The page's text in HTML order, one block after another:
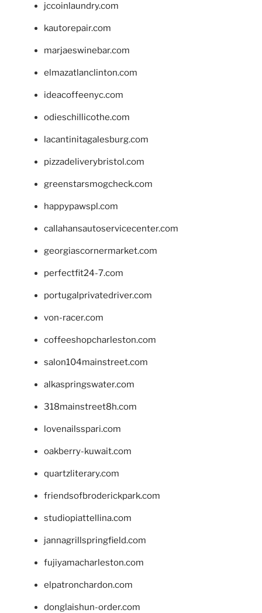
jccoinlaundry.com
kautorepair.com
marjaeswinebar.com
elmazatlanclinton.com
ideacoffeenyc.com
odieschillicothe.com
lacantinitagalesburg.com
pizzadeliverybristol.com
greenstarsmogcheck.com
happypawspl.com
callahansautoservicecenter.com
georgiascornermarket.com
perfectfit24-7.com
portugalprivatedriver.com
von-racer.com
coffeeshopcharleston.com
salon104mainstreet.com
alkaspringswater.com
318mainstreet8h.com
lovenailsspari.com
oakberry-kuwait.com
quartzliterary.com
friendsofbroderickpark.com
studiopiattellina.com
jannagrillspringfield.com
fujiyamacharleston.com
elpatronchardon.com
donglaishun-order.com